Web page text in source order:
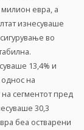
евра, а
изнесуваше
во
13,4% и
на
сегментот пред
30,3
беа остварени